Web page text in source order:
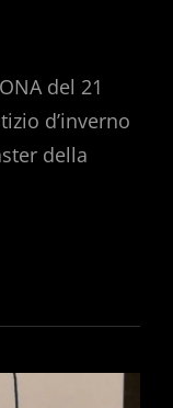
del 21
d’inverno
della